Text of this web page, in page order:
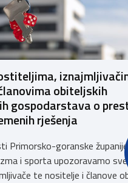
obiteljskih
gospodarstava o
rješenja
Primorsko-goranske županije i
i sporta upozoravamo sve
te nositelje i članove